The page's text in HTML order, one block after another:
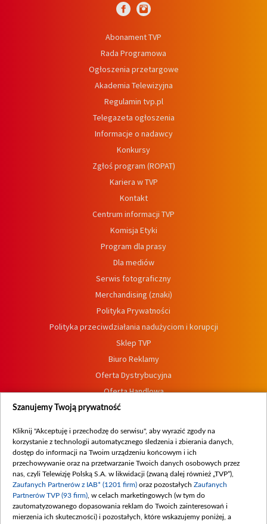
Abonament TVP
Rada Programowa
Ogłoszenia przetargowe
Akademia Telewizyjna
Regulamin tvp.pl
Telegazeta ogłoszenia
Informacje o nadawcy
Konkursy
Zgłoś program (ROPAT)
Kariera w TVP
Kontakt
Centrum informacji TVP
Komisja Etyki
Program dla prasy
Dla mediów
Serwis fotograficzny
Merchandising (znaki)
Polityka Prywatności
Polityka przeciwdziałania nadużyciom i korupcji
Sklep TVP
Biuro Reklamy
Oferta Dystrybucyjna
Oferta Handlowa
Dostępność
Procedura zgłoszeń wewnętrznych
Szanujemy Twoją prywatność
Kliknij "Akceptuję i przechodzę do serwisu", aby wyrazić zgody na
korzystanie z technologii automatycznego śledzenia i zbierania danych,
dostęp do informacji na Twoim urządzeniu końcowym i ich
przechowywanie oraz na przetwarzanie Twoich danych osobowych przez
nas, czyli Telewizję Polską S.A. w likwidacji (zwaną dalej również „TVP”),
Zaufanych Partnerów z IAB* (1201 firm) oraz pozostałych Zaufanych
Partnerów TVP (93 firm) , w celach marketingowych (w tym do
zautomatyzowanego dopasowania reklam do Twoich zainteresowań i
mierzenia ich skuteczności) i pozostałych, które wskazujemy poniżej, a